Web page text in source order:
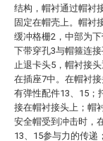
结构，帽衬通过帽衬
固定在帽壳上。帽衬
缓冲格栅2，中部为
下带穿孔3与帽箍连
止退卡头5，帽衬接
在插座7中。在帽衬
有弹性配件13、15；
接在帽衬接头上；帽
安全帽受到冲击时，
13、15参与力的传递